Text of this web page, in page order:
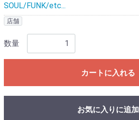
SOUL/FUNK/etc...
店舗
数量
カートに入れる
お気に入りに追加